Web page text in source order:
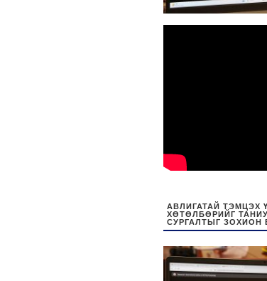
АВЛИГАТАЙ ТЭМЦЭХ
ХӨТӨЛБӨРИЙГ
СУРГАЛТЫГ ЗОХИОН